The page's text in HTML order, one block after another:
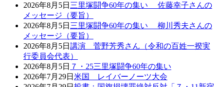
2026年8月5日 三里塚闘争60年の集い 佐藤幸子さんの
メッセージ（要旨）
2026年8月5日 三里塚闘争60年の集い 柳川秀夫さんの
メッセージ（要旨）
2026年8月5日 講演 菅野芳秀さん（令和の百姓一揆実
行委員会代表）
2026年8月5日 ７・25三里塚闘争60年の集い
2026年7月29日 米国 レイバーノーツ大会